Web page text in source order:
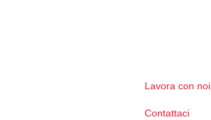
Lavora con noi
Contattaci